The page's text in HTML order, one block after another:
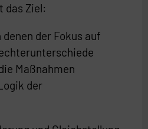
das Ziel:
denen der Fokus auf
Maßnahmen
der